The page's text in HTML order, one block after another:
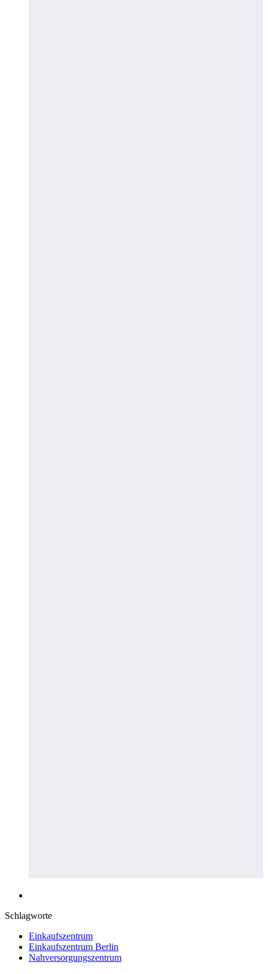
Schlagworte
Einkaufszentrum
Einkaufszentrum Berlin
Nahversorgungszentrum